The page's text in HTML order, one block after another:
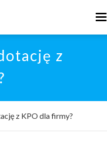
z
z KPO dla firmy?